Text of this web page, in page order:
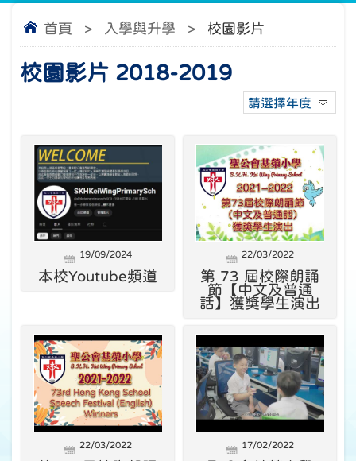
首頁 > 入學與升學 > 校園影片
校園影片 2018-2019
請選擇年度
19/09/2024
本校Youtube頻道
22/03/2022
第 73 屆校際朗誦
節【中文及普通
話】獲獎學生演出
22/03/2022 17/02/2022